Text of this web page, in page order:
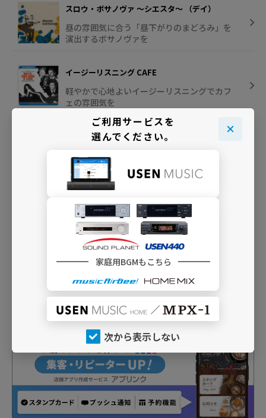
スロウ・ボサノヴァ ～シエスタ～ （デイ）
昼の雰囲気に合う「昼下がりのまどろみ」を
演出するボサノヴァを
イージーリスニング CAFE
軽やかで心地よいイージーリスニングでカフ
ェの雰囲気を
彩食BGM
の有機的サウンド
ご利用サービスを
選んでください。
家庭用BGMもこちら
次から表示しない